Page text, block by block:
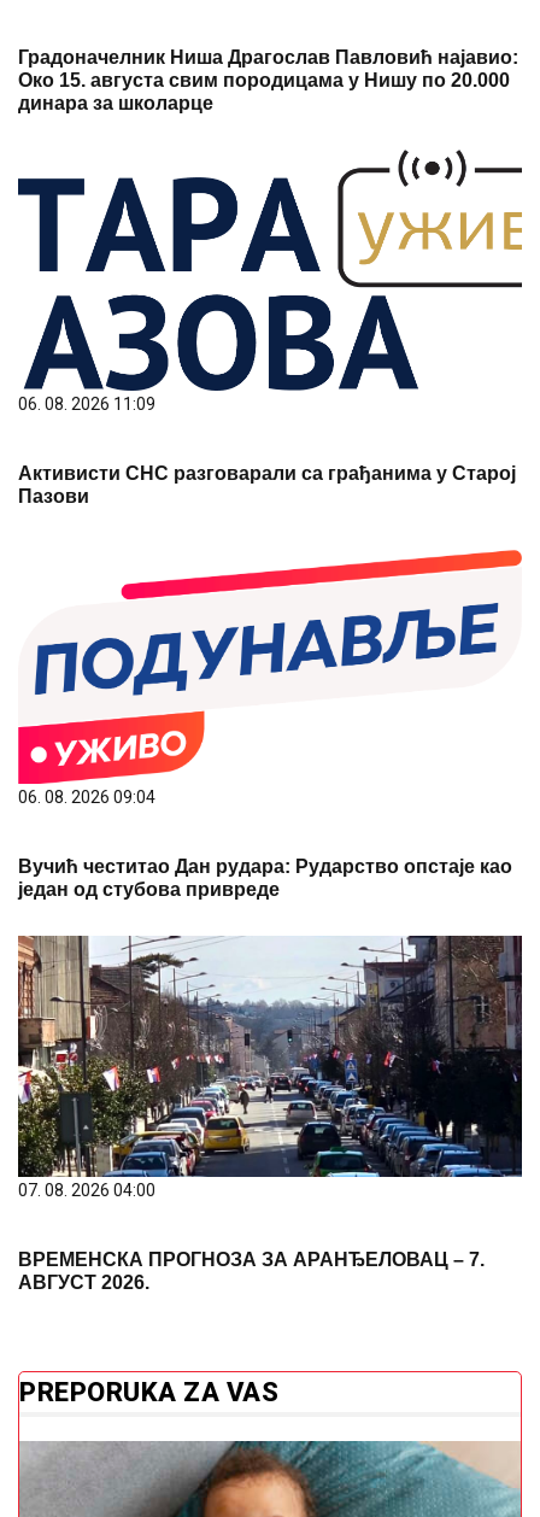
Градоначелник Ниша Драгослав Павловић најавио:
Око 15. августа свим породицама у Нишу по 20.000
динара за школарце
06. 08. 2026 11:09
Активисти СНС разговарали са грађанима у Старој
Пазови
06. 08. 2026 09:04
Вучић честитао Дан рудара: Рударство опстаје као
један од стубова привреде
07. 08. 2026 04:00
ВРЕМЕНСКА ПРОГНОЗА ЗА АРАНЂЕЛОВАЦ – 7.
АВГУСТ 2026.
PREPORUKA ZA VAS